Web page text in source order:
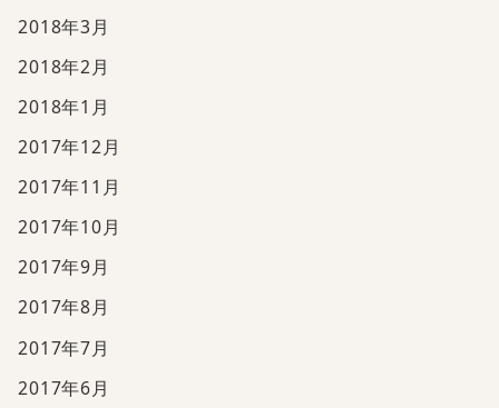
2018年3月
2018年2月
2018年1月
2017年12月
2017年11月
2017年10月
2017年9月
2017年8月
2017年7月
2017年6月